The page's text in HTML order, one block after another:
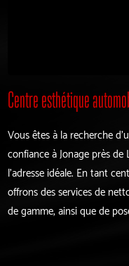
Centre esthétique
Vous êtes à la recherche
confiance à Jonage près
l'adresse idéale. En tant
offrons des services de
de gamme, ainsi que de